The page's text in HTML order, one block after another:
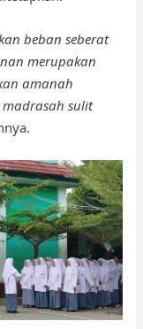
beban seberat
merupakan
amanah
sulit